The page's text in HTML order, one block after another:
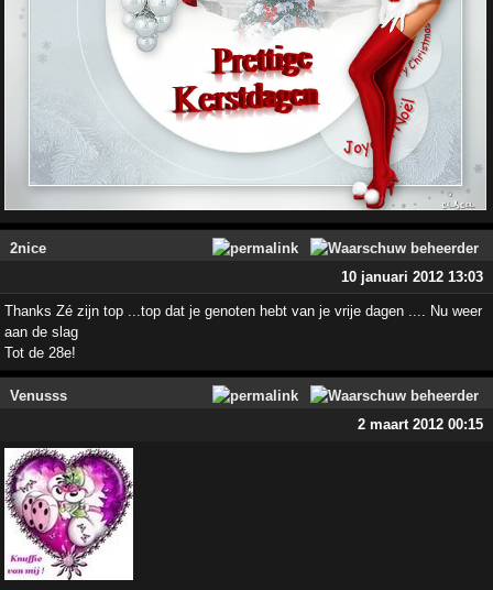
2nice
10 januari 2012 13:03
Thanks Zé zijn top ...top dat je genoten hebt van je vrije dagen .... Nu weer
aan de slag
Tot de 28e!
Venusss
2 maart 2012 00:15